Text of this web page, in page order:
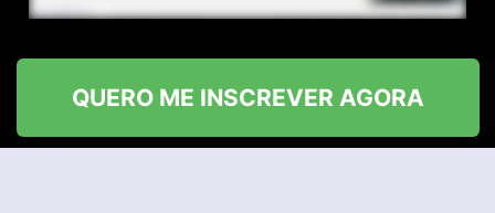
QUERO ME INSCREVER AGORA